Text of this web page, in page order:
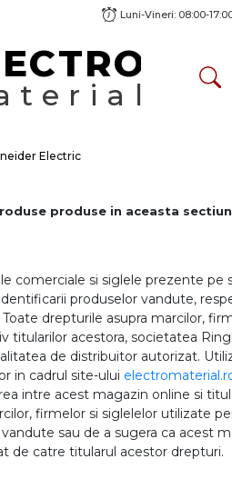
Luni-Vineri: 08:00-
Electric
produse in aceasta
comerciale si siglele prezente pe
produselor vandute,
drepturile asupra marcilor,
titularilor acestora, societatea
de distribuitor autorizat.
in cadrul site-ului
intre acest magazin online si
firmelor si siglelelor utilizate
sau de a sugera ca acest
de catre titularul acestor drepturi.